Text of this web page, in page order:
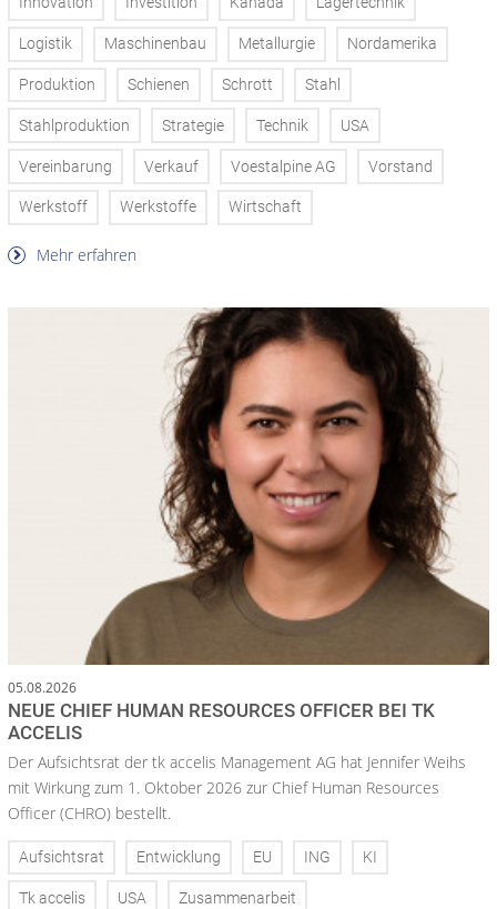
Logistik Maschinenbau Metallurgie Nordamerika
Produktion Schienen Schrott Stahl
Stahlproduktion Strategie Technik USA
Vereinbarung Verkauf Voestalpine AG Vorstand
Werkstoff Werkstoffe Wirtschaft
Mehr erfahren
05.08.2026
NEUE CHIEF HUMAN RESOURCES OFFICER BEI TK
ACCELIS
Der Aufsichtsrat der tk accelis Management AG hat Jennifer Weihs
mit Wirkung zum 1. Oktober 2026 zur Chief Human Resources
Officer (CHRO) bestellt.
Aufsichtsrat Entwicklung EU ING KI
Tk accelis USA Zusammenarbeit